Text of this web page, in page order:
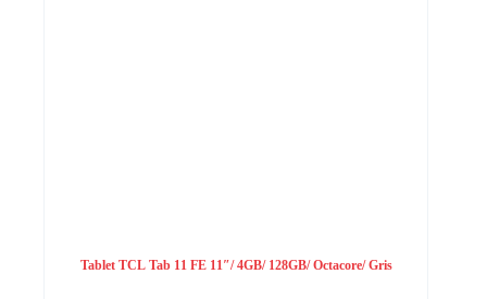
Tablet TCL Tab 11 FE 11″/ 4GB/ 128GB/ Octacore/ Gris